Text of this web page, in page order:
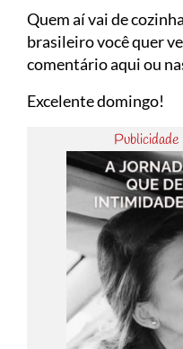
Quem aí vai de
brasileiro você quer
comentário aqui ou
Excelente domingo!